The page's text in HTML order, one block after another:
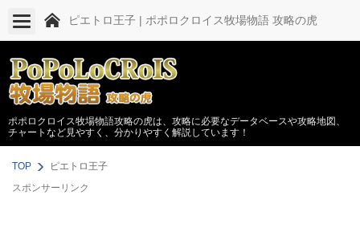
ピエトロ王子 | ポポロクロイス牧場物語 攻略の虎
ポポロクロイス牧場物語攻略の虎は、攻略に必要なデータベースや攻略地図、
チャートなど見やすく、分かりやすく解説しています！
TOP
ピエトロ王子
スポンサーリンク